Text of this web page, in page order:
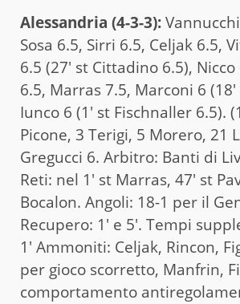
Alessandria (4-3-3):
Sosa 6.5, Sirri 6.5, Celjak 6.5,
6.5 (27′ st Cittadino 6.5),
6.5, Marras 7.5, Marconi 6
Iunco 6 (1′ st Fischnaller 6.5).
Picone, 3 Terigi, 5 Morero, 21
Gregucci 6. Arbitro: Banti di
Reti: nel 1′ st Marras, 47′ st
Bocalon. Angoli: 18-1 per il
Recupero: 1′ e 5′. Tempi
1′ Ammoniti: Celjak, Rincon,
per gioco scorretto, Manfrin,
comportamento